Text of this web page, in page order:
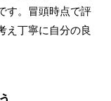
す。冒頭時点で評
え丁寧に自分の良